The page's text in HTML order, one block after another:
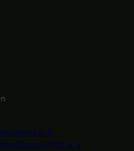
Nord e. V.
Elsass-Pfalz e. V.